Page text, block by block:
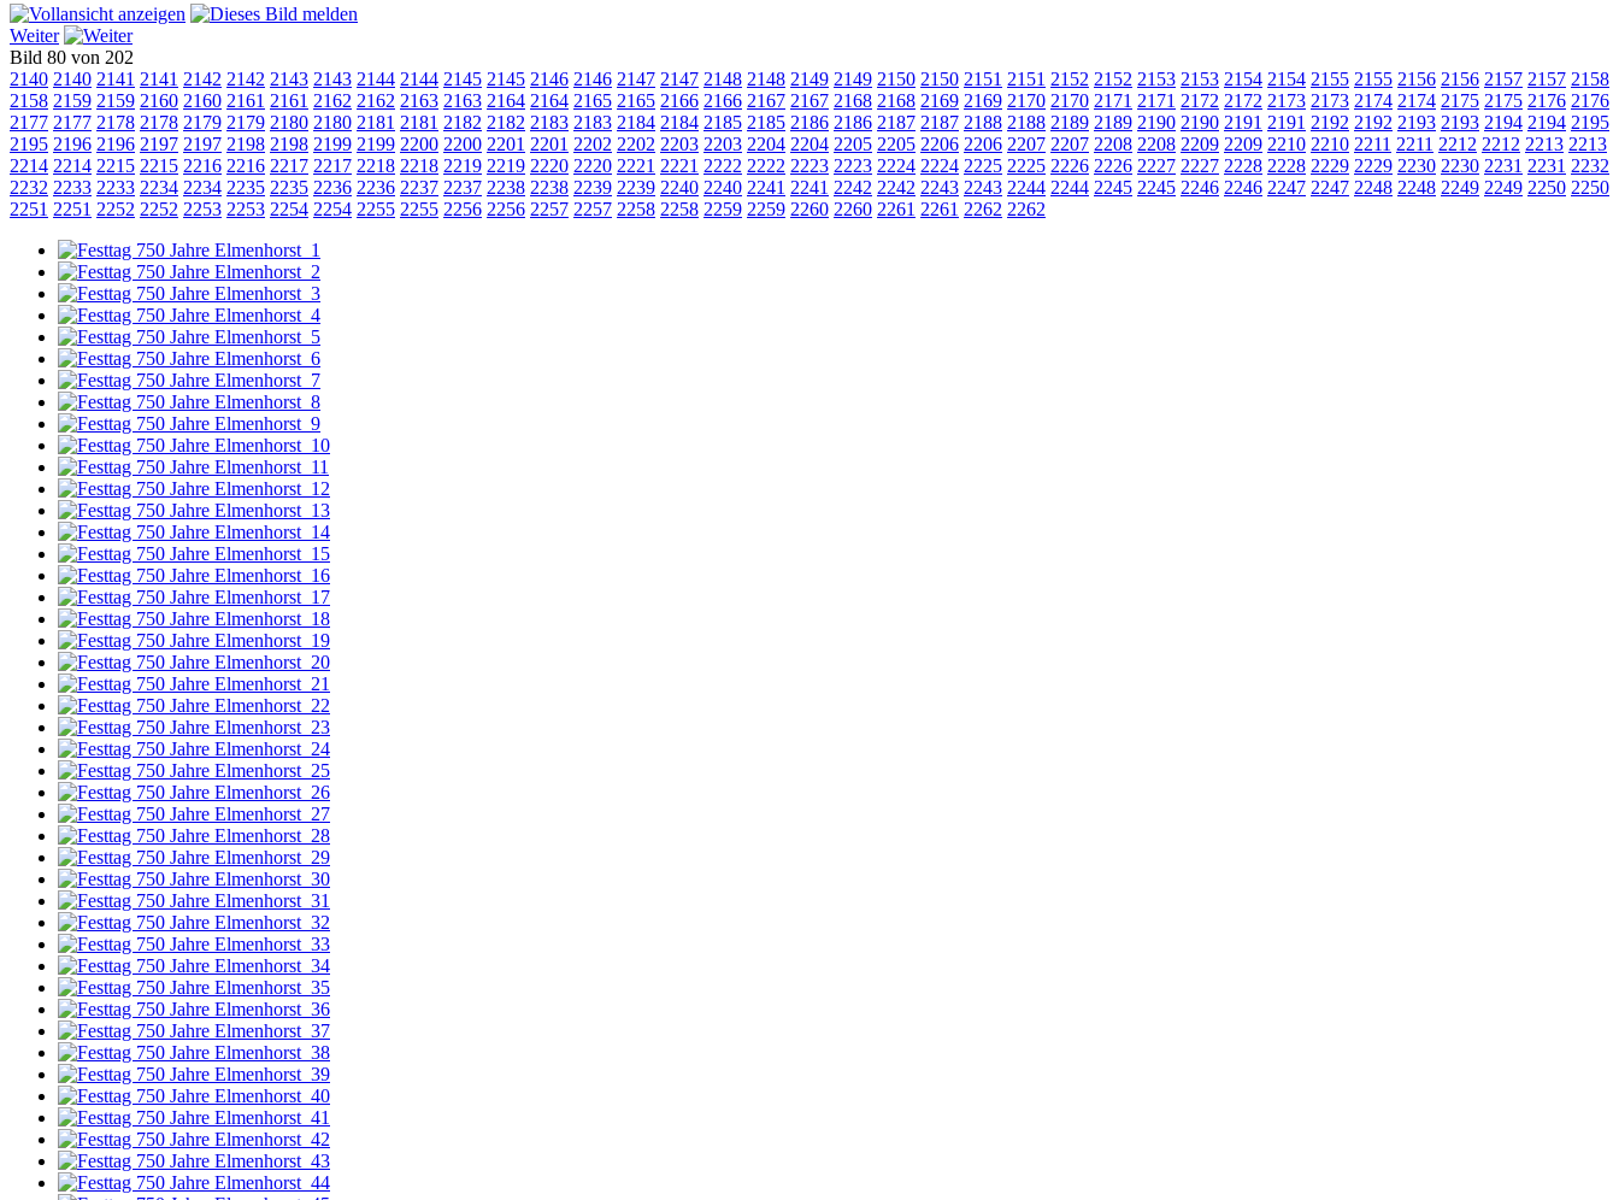
Weiter
Bild 80 von 202
2140 2140 2141 2141 2142 2142 2143 2143 2144 2144 2145 2145 2146 2146 2147 2147 2148 2148 2149 2149 2150 2150 2151 2151 2152 2152 2153 2153 2154 2154 2155 2155 2156 2156 2157 2157 2158
2158 2159 2159 2160 2160 2161 2161 2162 2162 2163 2163 2164 2164 2165 2165 2166 2166 2167 2167 2168 2168 2169 2169 2170 2170 2171 2171 2172 2172 2173 2173 2174 2174 2175 2175 2176 2176
2177 2177 2178 2178 2179 2179 2180 2180 2181 2181 2182 2182 2183 2183 2184 2184 2185 2185 2186 2186 2187 2187 2188 2188 2189 2189 2190 2190 2191 2191 2192 2192 2193 2193 2194 2194 2195
2195 2196 2196 2197 2197 2198 2198 2199 2199 2200 2200 2201 2201 2202 2202 2203 2203 2204 2204 2205 2205 2206 2206 2207 2207 2208 2208 2209 2209 2210 2210 2211 2211 2212 2212 2213 2213
2214 2214 2215 2215 2216 2216 2217 2217 2218 2218 2219 2219 2220 2220 2221 2221 2222 2222 2223 2223 2224 2224 2225 2225 2226 2226 2227 2227 2228 2228 2229 2229 2230 2230 2231 2231 2232
2232 2233 2233 2234 2234 2235 2235 2236 2236 2237 2237 2238 2238 2239 2239 2240 2240 2241 2241 2242 2242 2243 2243 2244 2244 2245 2245 2246 2246 2247 2247 2248 2248 2249 2249 2250 2250
2251 2251 2252 2252 2253 2253 2254 2254 2255 2255 2256 2256 2257 2257 2258 2258 2259 2259 2260 2260 2261 2261 2262 2262